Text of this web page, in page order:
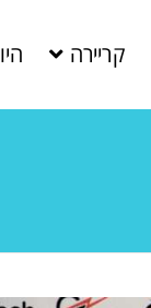
קריירה